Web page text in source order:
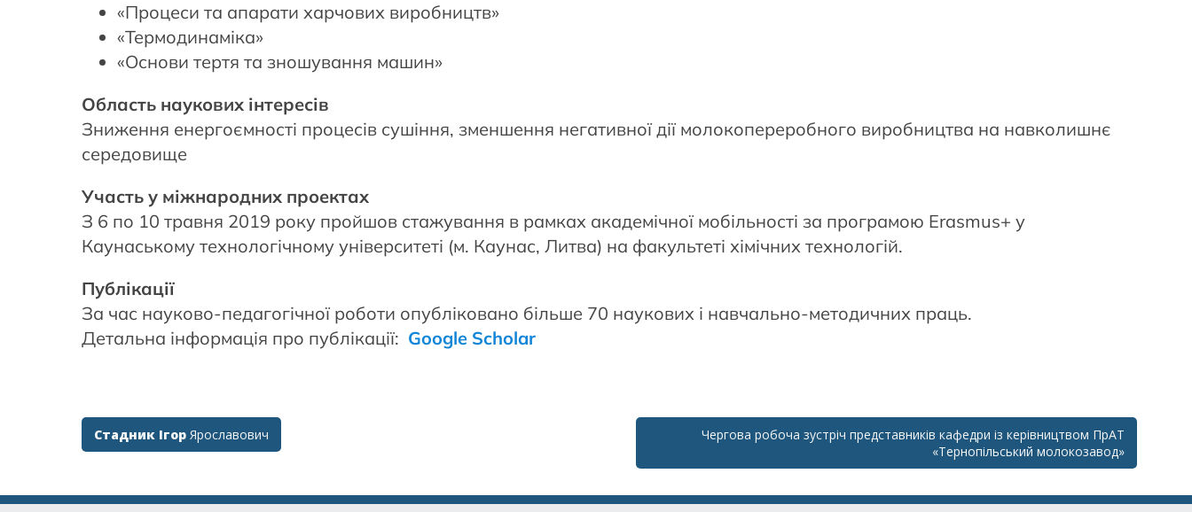
«Процеси та апарати харчових виробництв»
«Термодинаміка»
«Основи тертя та зношування машин»
Область наукових інтересів
Зниження енергоємності процесів сушіння, зменшення негативної дії молокопереробного виробництва на навколишнє
середовище
Участь у міжнародних проектах
З 6 по 10 травня 2019 року пройшов стажування в рамках академічної мобільності за програмою Erasmus+ у
Каунаському технологічному університеті (м. Каунас, Литва) на факультеті хімічних технологій.
Публікації
За час науково-педагогічної роботи опубліковано більше 70 наукових і навчально-методичних праць.
Детальна інформація про публікації: Google Scholar
Post
navigation
Стадник Ігор Ярославович
Чергова робоча зустріч представників кафедри із керівництвом ПрАТ
«Тернопільський молокозавод»